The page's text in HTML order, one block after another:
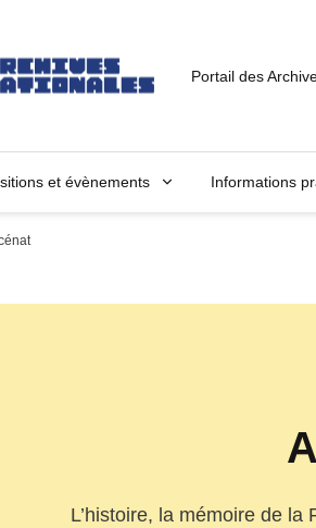
Portail des
et évènements Informations
L’histoire, la mémoire de